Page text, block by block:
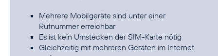
Mehrere Mobilgeräte sind unter einer
Rufnummer erreichbar
Es ist kein Umstecken der SIM-Karte nötig
Gleichzeitig mit mehreren Geräten im Internet